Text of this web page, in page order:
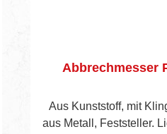
Abbrechmesser
Aus Kunststoff, mit
aus Metall, Feststeller.